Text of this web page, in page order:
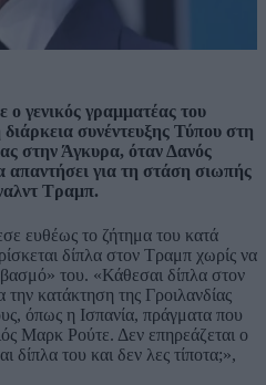
γενικός γραμματέας του
συνέντευξης Τύπου στη
στην Άγκυρα, όταν Δανός
απαντήσει για τη στάση σιωπής
Τραμπ.
ευθέως το ζήτημα του κατά
δίπλα στον Τραμπ χωρίς να
του. «Κάθεσαι δίπλα στον
την κατάκτηση της Γροιλανδίας
όπως η Ισπανία, πράγματα που
Μαρκ Ρούτε. Δεν επηρεάζεται ο
δίπλα του και δεν λες τίποτα;»,